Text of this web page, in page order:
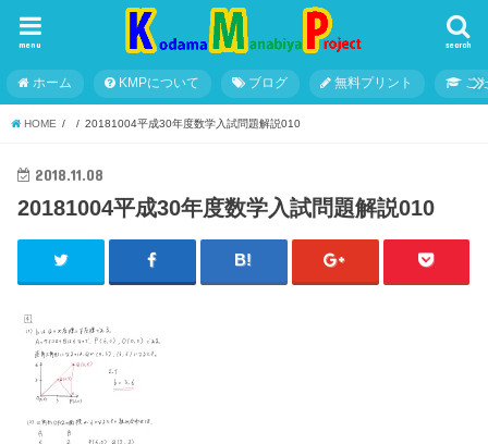
search
menu
ホーム KMPについて ブログ 無料プリント こ
HOME 20181004平成30年度数学入試問題解説010
2018.11.08
20181004平成30年度数学入試問題解説010